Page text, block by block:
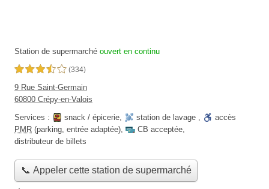
Station de supermarché ouvert en continu
3,5 étoiles sur 5 (334)
9 Rue Saint-Germain
60800 Crépy-en-Valois
Services :
snack / épicerie, station de lavage ,
accès
PMR (parking, entrée adaptée), CB acceptée,
distributeur de billets
📞 Appeler cette station de supermarché